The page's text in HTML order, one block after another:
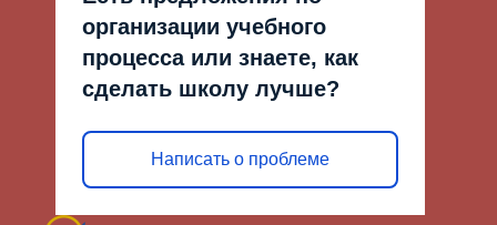
организации учебного
процесса или знаете, как
сделать школу лучше?
Написать о проблеме